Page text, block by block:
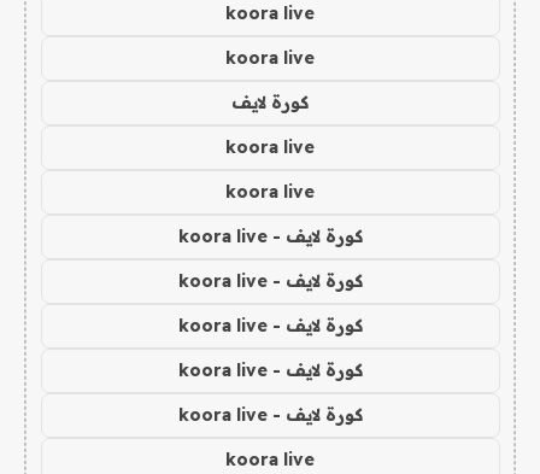
koora live
koora live
كورة لايف
koora live
koora live
كورة لايف - koora live
كورة لايف - koora live
كورة لايف - koora live
كورة لايف - koora live
كورة لايف - koora live
koora live